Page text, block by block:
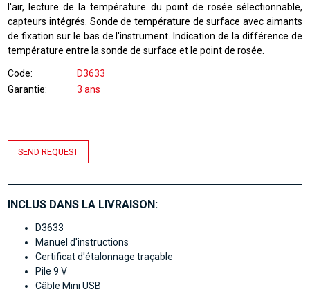
l'air, lecture de la température du point de rosée sélectionnable,
capteurs intégrés. Sonde de température de surface avec aimants
de fixation sur le bas de l'instrument. Indication de la différence de
température entre la sonde de surface et le point de rosée.
Code
D3633
Garantie
3 ans
SEND REQUEST
INCLUS DANS LA LIVRAISON:
D3633
Manuel d'instructions
Certificat d'étalonnage traçable
Pile 9 V
Câble Mini USB